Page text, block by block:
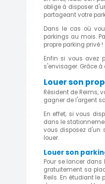
oblige à disposer
partageant votre
Dans le cas où
parkings au mois.
propre parking privé !
Enfin si vous avez
s'envisager. Grâce
Louer son
Résident de Reims,
gagner de l'argent
En effet, si vous
dans le
vous disposez d'un
louer.
Louer son
Pour se lancer
gratuitement sa
Reils. En étudiant le